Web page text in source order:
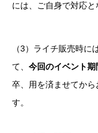
には、ご自身で対応と
（3）ライチ販売時に
て、 今回のイベント期
卒、用を済ませてか
す。